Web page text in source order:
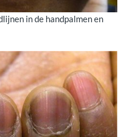
in de handpalmen en